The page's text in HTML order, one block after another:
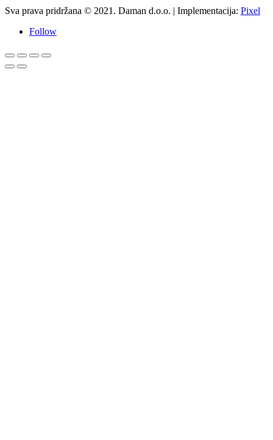
Sva prava pridržana © 2021. Daman d.o.o. | Implementacija: Pixel
Follow